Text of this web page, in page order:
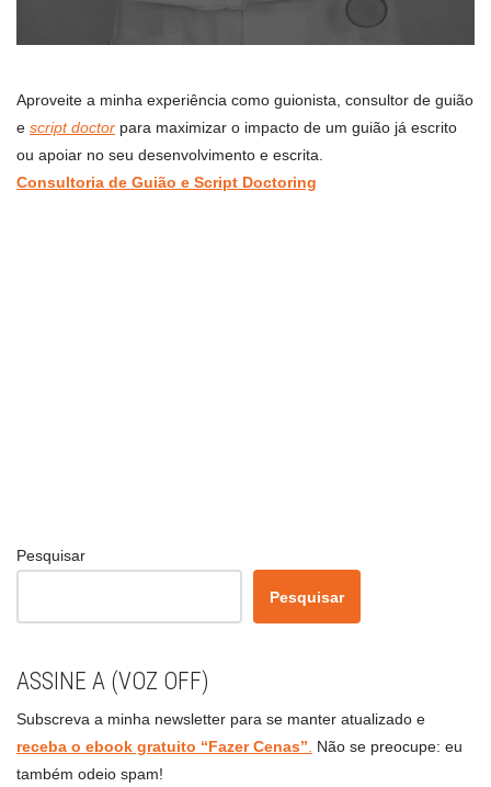
Aproveite a minha experiência como guionista, consultor de guião
e script doctor para maximizar o impacto de um guião já escrito
ou apoiar no seu desenvolvimento e escrita.
Consultoria de Guião e Script Doctoring
Pesquisar
Pesquisar
ASSINE A (VOZ OFF)
Subscreva a minha newsletter para se manter atualizado e
receba o ebook gratuito “Fazer Cenas”. Não se preocupe: eu
também odeio spam!